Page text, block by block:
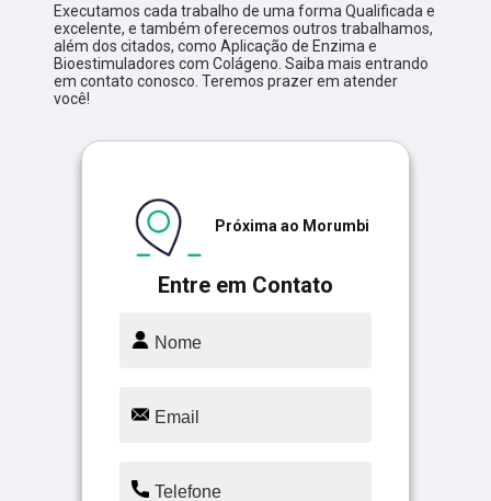
Executamos cada trabalho de uma forma Qualificada e
excelente, e também oferecemos outros trabalhamos,
além dos citados, como Aplicação de Enzima e
Bioestimuladores com Colágeno. Saiba mais entrando
em contato conosco. Teremos prazer em atender
você!
Entre em Contato
Próxima ao Morumbi